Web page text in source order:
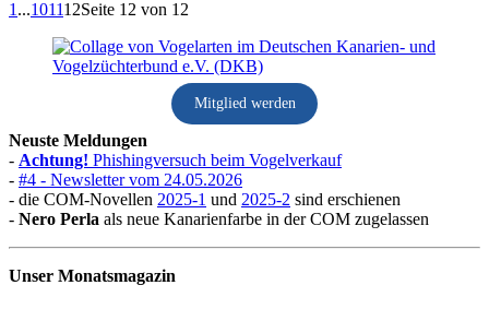
1 ...101112Seite 12 von 12
Mitglied werden
Neuste Meldungen
- Achtung! Phishingversuch beim Vogelverkauf
- #4 - Newsletter vom 24.05.2026
- die COM-Novellen 2025-1 und 2025-2 sind erschienen
- Nero Perla als neue Kanarienfarbe in der COM zugelassen
Unser Monatsmagazin